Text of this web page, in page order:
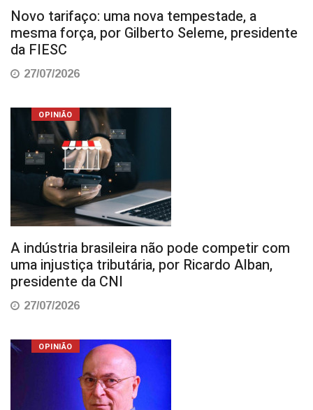
Novo tarifaço: uma nova tempestade, a
mesma força, por Gilberto Seleme, presidente
da FIESC
27/07/2026
OPINIÃO
A indústria brasileira não pode competir com
uma injustiça tributária, por Ricardo Alban,
presidente da CNI
27/07/2026
OPINIÃO